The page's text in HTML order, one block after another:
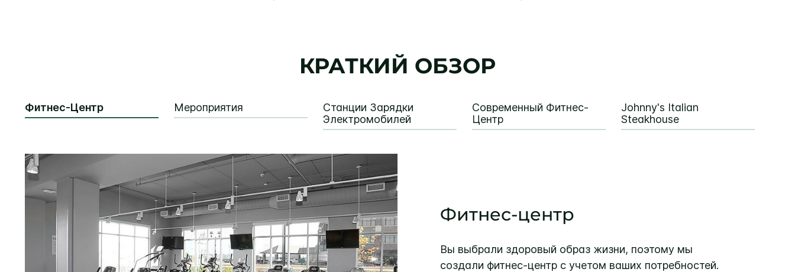
КРАТКИЙ ОБЗОР
Фитнес-Центр Мероприятия
Станции Зарядки
Электромобилей
Современный Фитнес-
Центр
Johnny's Italian
Steakhouse
Фитнес-центр
Вы выбрали здоровый образ жизни, поэтому мы
создали фитнес-центр с учетом ваших потребностей.